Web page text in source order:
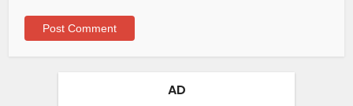
AD